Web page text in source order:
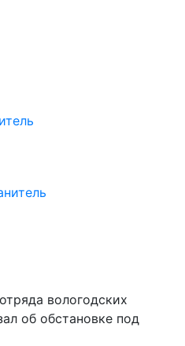
вологодских
об обстановке под